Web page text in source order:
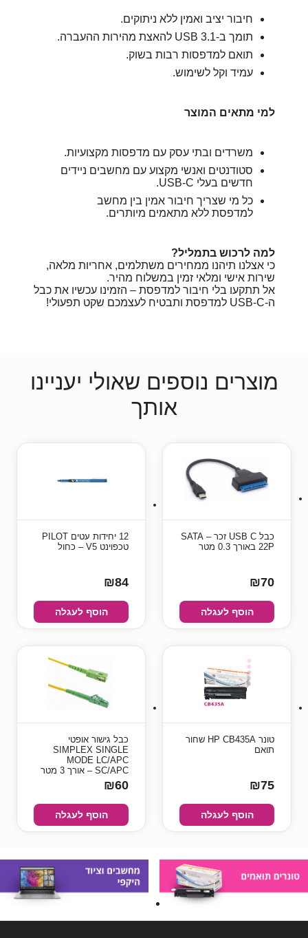
חיבור יציב ואמין ללא ניתוקים.
תומך ב-USB 3.1 להאצת מהירות ההעברה.
תואם למדפסות רבות בשוק.
עמיד וקל לשימוש.
למי מתאים המוצר
משרדים ובתי עסק עם מדפסות מקצועיות.
סטודנטים ואנשי מקצוע עם מחשבים ניידים
חדשים בעלי USB-C.
כל מי שצריך חיבור אמין בין מחשב
למדפסת ללא מתאמים מיותרים.
למה לרכוש בתמליל?
כי אצלנו תיהנו ממחירים משתלמים, אחריות מלאה,
שירות אישי ומלאי זמין במשלוח מהיר.
אל תתקעו בלי חיבור למדפסת – הזמינו עכשיו את כבל
ה-USB-C למדפסת ותבטיח לעצמכם שקט תפעולי!
מוצרים נוספים שאולי יעניינו
אותך
כבל USB C זכר – SATA
22P באורך 0.3 מטר
₪70
הוסף לעגלה
12 יחידות עטים PILOT
טכפוינט V5 – כחול
₪84
הוסף לעגלה
טונר HP CB435A שחור
תואם
₪75
הוסף לעגלה
כבל גישור אופטי
SIMPLEX SINGLE
MODE LC/APC
SC/APC – אורך 3 מטר
₪60
הוסף לעגלה